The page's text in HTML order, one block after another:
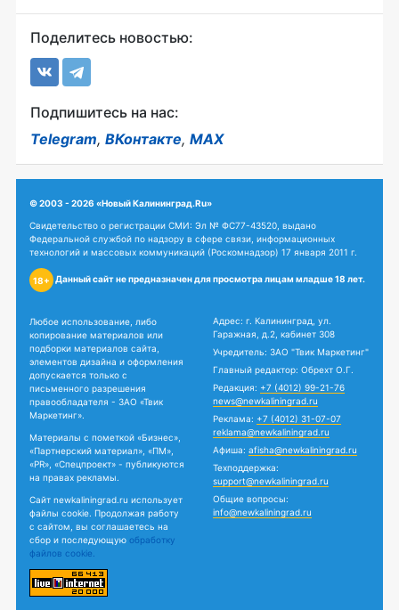
Поделитесь новостью:
Подпишитесь на нас:
Telegram, ВКонтакте, MAX
© 2003 - 2026 «Новый Калининград.Ru»
Свидетельство о регистрации СМИ: Эл № ФС77-43520, выдано
Федеральной службой по надзору в сфере связи, информационных
технологий и массовых коммуникаций (Роскомнадзор) 17 января 2011 г.
18+ Данный сайт не предназначен для просмотра лицам младше 18 лет.
Любое использование, либо
копирование материалов или
подборки материалов сайта,
элементов дизайна и оформления
допускается только с
письменного разрешения
правообладателя - ЗАО «Твик
Маркетинг».
Материалы с пометкой «Бизнес»,
«Партнерский материал», «ПМ»,
«PR», «Спецпроект» - публикуются
на правах рекламы.
Сайт newkaliningrad.ru использует
файлы cookie. Продолжая работу
с сайтом, вы соглашаетесь на
сбор и последующую обработку
файлов cookie.
Адрес: г. Калининград, ул.
Гаражная, д.2, кабинет 308
Учредитель: ЗАО "Твик Маркетинг"
Главный редактор: Обрехт О.Г.
Редакция: +7 (4012) 99-21-76
news@newkaliningrad.ru
Реклама: +7 (4012) 31-07-07
reklama@newkaliningrad.ru
Афиша: afisha@newkaliningrad.ru
Техподдержка:
support@newkaliningrad.ru
Общие вопросы:
info@newkaliningrad.ru